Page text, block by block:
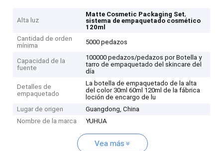
Alta luz
Matte Cosmetic Packaging Set,
sistema de empaquetado cosmético
120ml
Cantidad de orden
mínima
5000 pedazos
Capacidad de la
fuente
100000 pedazos/pedazos por Botella y
tarro de empaquetado del skincare del
día
Detalles de
empaquetado
La botella de empaquetado de la alta
del color 30ml 60ml 120ml de la fábrica
loción de encargo de lu
Lugar de origen
Guangdong, China
Nombre de la marca
YUHUA
Vea más